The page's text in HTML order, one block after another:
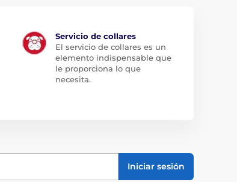
Servicio de collares
El servicio de collares es un
elemento indispensable que
le proporciona lo que
necesita.
Iniciar sesión